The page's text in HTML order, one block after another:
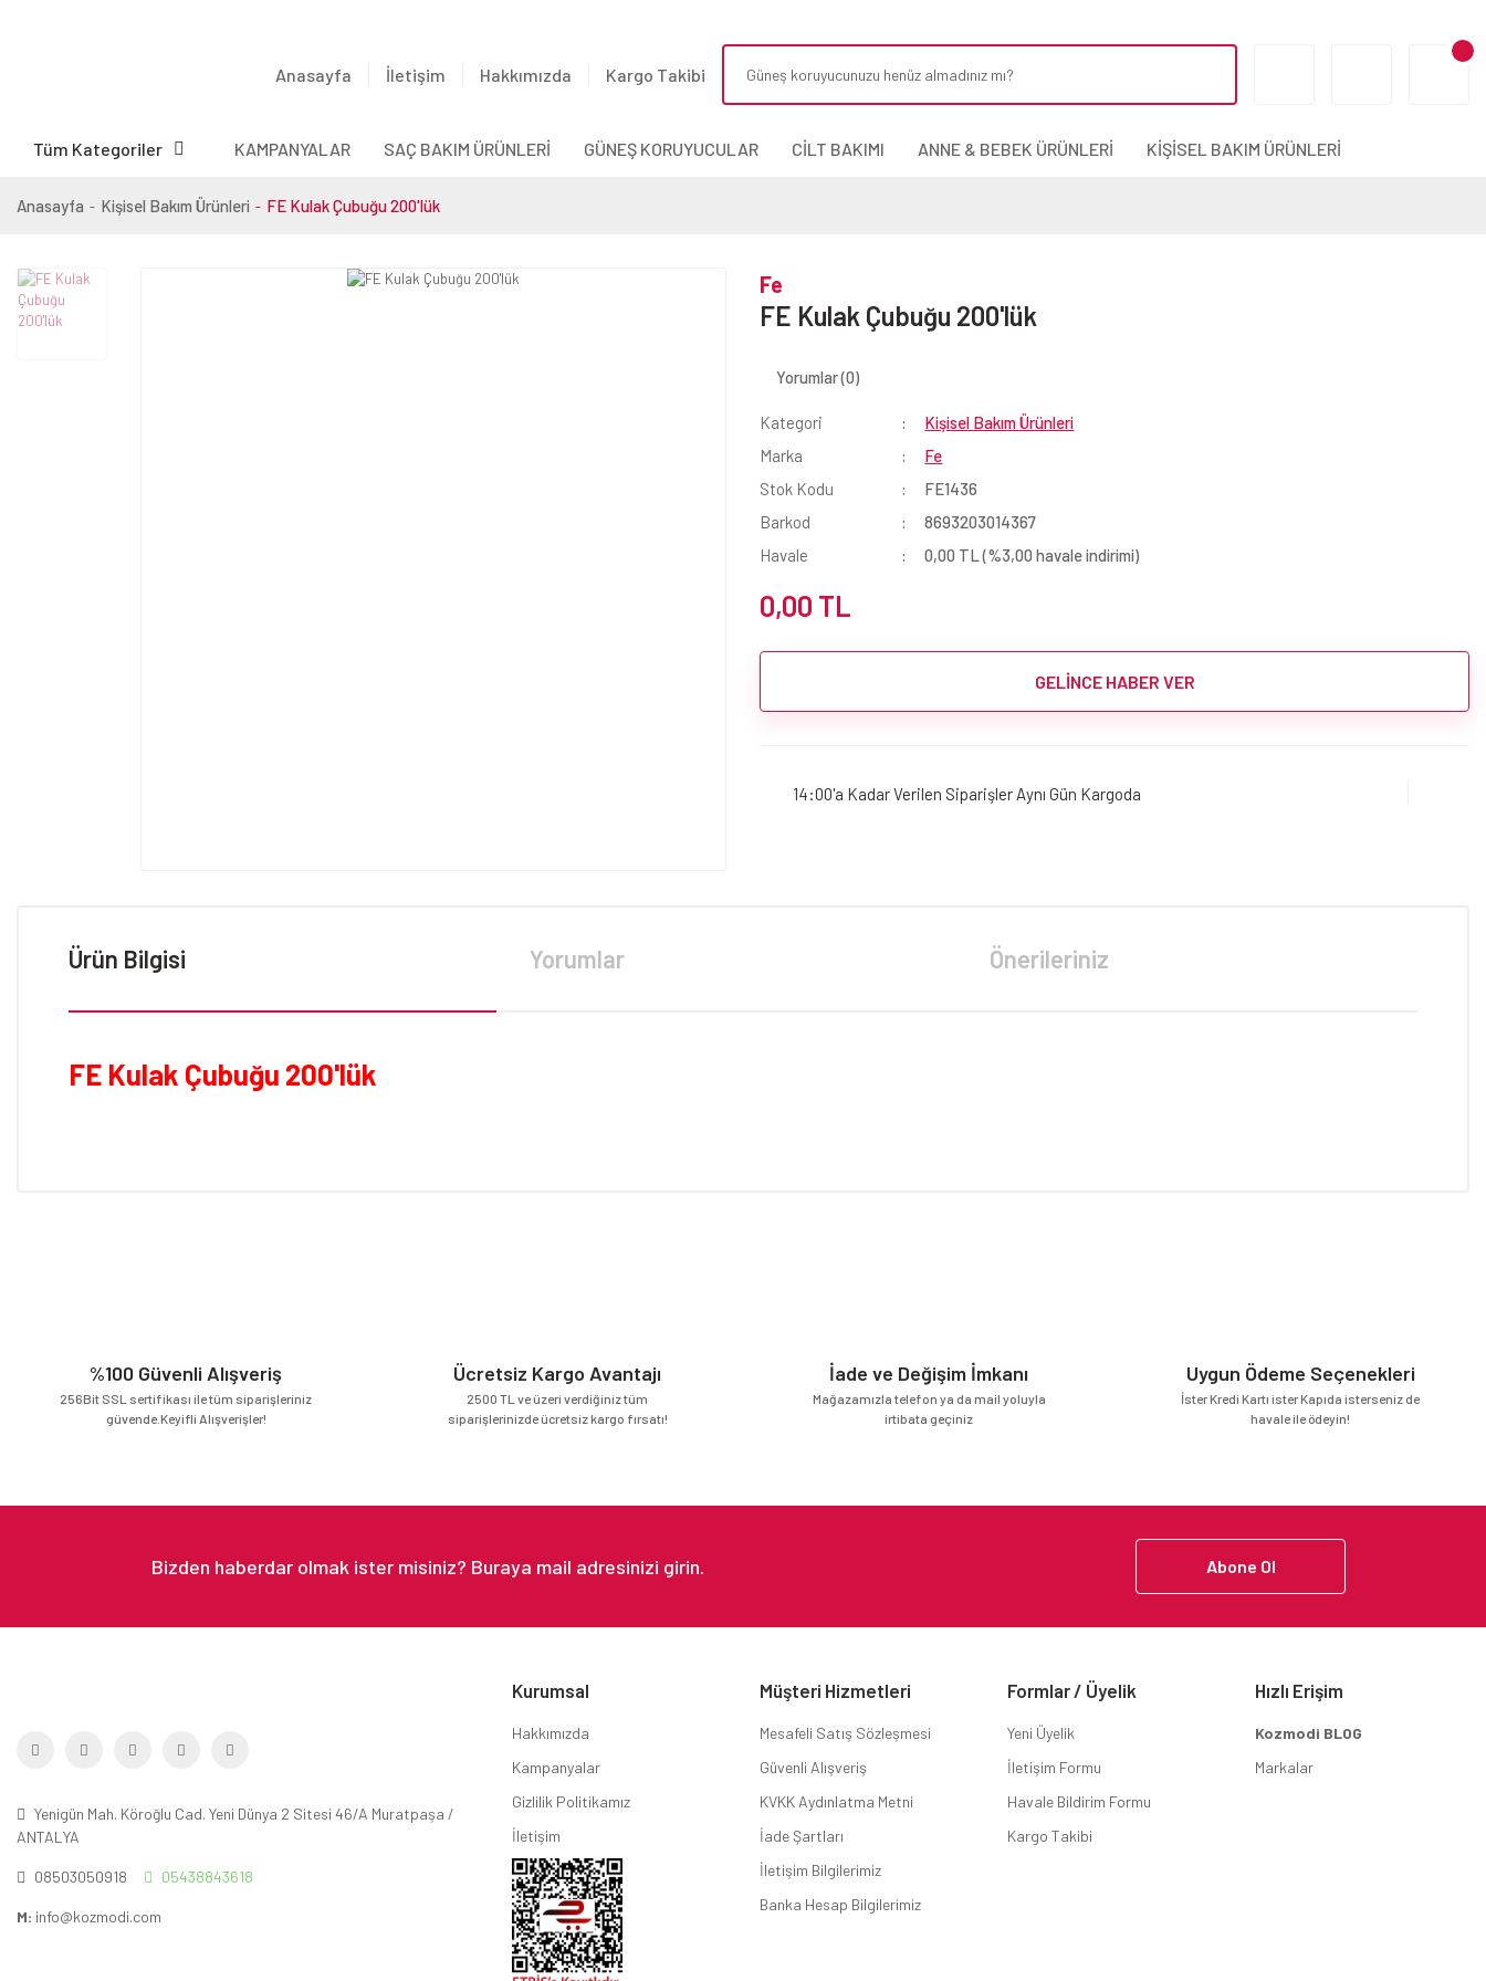
Anasayfa İletişim Hakkımızda Kargo Takibi
Tüm Kategoriler KAMPANYALAR SAÇ BAKIM ÜRÜNLERİ GÜNEŞ KORUYUCULAR CİLT BAKIMI ANNE & BEBEK ÜRÜNLERİ KİŞİSEL BAKIM ÜRÜNLERİ
Anasayfa Kişisel Bakım Ürünleri FE Kulak Çubuğu 200'lük
Fe
FE Kulak Çubuğu 200'lük
Yorumlar (0)
Kategori
Kişisel Bakım Ürünleri
Marka
Fe
Stok Kodu
FE1436
Barkod
8693203014367
Havale
0,00 TL (%3,00 havale indirimi)
0,00 TL
GELİNCE HABER VER
14:00'a Kadar Verilen Siparişler Aynı Gün Kargoda
Ürün Bilgisi Yorumlar Önerileriniz
FE Kulak Çubuğu 200'lük
Bu ürüne benzer farklı alternatifler olmalı.
%100 Güvenli Alışveriş
256Bit SSL sertifikası ile tüm siparişleriniz
güvende.Keyifli Alışverişler!
Ücretsiz Kargo Avantajı
2500 TL ve üzeri verdiğiniz tüm
siparişlerinizde ücretsiz kargo fırsatı!
İade ve Değişim İmkanı
Mağazamızla telefon ya da mail yoluyla
irtibata geçiniz
Uygun Ödeme Seçenekleri
İster Kredi Kartı ister Kapıda isterseniz de
havale ile ödeyin!
Abone Ol
Yenigün Mah. Köroğlu Cad. Yeni Dünya 2 Sitesi 46/A Muratpaşa /
ANTALYA
08503050918 05438843618
M: info@kozmodi.com
Kurumsal
Hakkımızda
Kampanyalar
Gizlilik Politikamız
İletişim
Müşteri Hizmetleri
Mesafeli Satış Sözleşmesi
Güvenli Alışveriş
KVKK Aydınlatma Metni
İade Şartları
İletişim Bilgilerimiz
Banka Hesap Bilgilerimiz
Formlar / Üyelik
Yeni Üyelik
İletişim Formu
Havale Bildirim Formu
Kargo Takibi
Hızlı Erişim
Kozmodi BLOG
Markalar